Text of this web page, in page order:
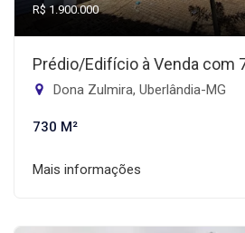
R$ 1.900.000
Prédio/Edifício à Venda com
Dona Zulmira, Uberlândia-MG
730 M²
Mais informações